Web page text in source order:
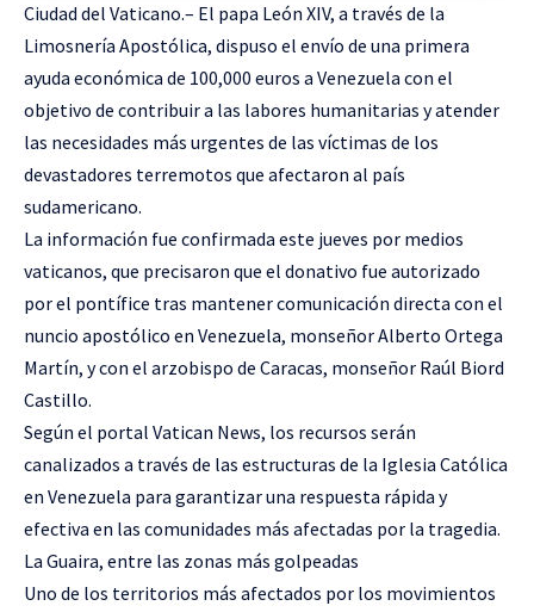
Ciudad del Vaticano.– El papa León XIV, a través de la
Limosnería Apostólica, dispuso el envío de una primera
ayuda económica de 100,000 euros a Venezuela con el
objetivo de contribuir a las labores humanitarias y atender
las necesidades más urgentes de las víctimas de los
devastadores terremotos que afectaron al país
sudamericano.
La información fue confirmada este jueves por medios
vaticanos, que precisaron que el donativo fue autorizado
por el pontífice tras mantener comunicación directa con el
nuncio apostólico en Venezuela, monseñor Alberto Ortega
Martín, y con el arzobispo de Caracas, monseñor Raúl Biord
Castillo.
Según el portal Vatican News, los recursos serán
canalizados a través de las estructuras de la Iglesia Católica
en Venezuela para garantizar una respuesta rápida y
efectiva en las comunidades más afectadas por la tragedia.
La Guaira, entre las zonas más golpeadas
Uno de los territorios más afectados por los movimientos